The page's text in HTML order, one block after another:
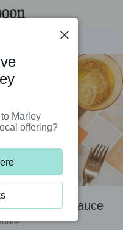
mit Erdnusssauce
Marley
offering?